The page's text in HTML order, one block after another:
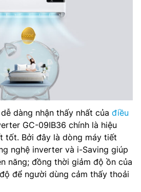
dàng nhận thấy nhất của điều
GC-09IB36 chính là hiệu
tốt. Bởi đây là dòng máy tiết
nghệ inverter và i-Saving giúp
năng; đồng thời giảm độ ồn của
để người dùng cảm thấy thoải